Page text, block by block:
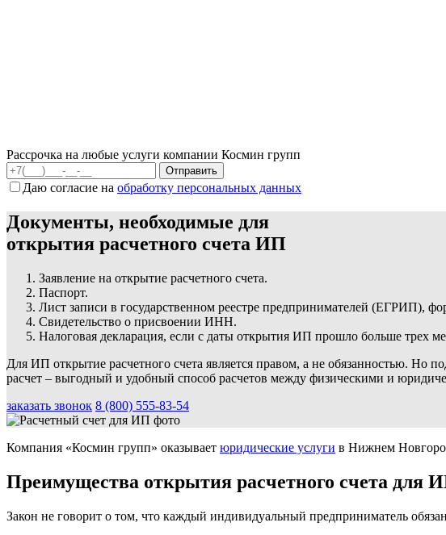
Рассрочка на любые услуги компании Космин групп
Даю согласие на обработку персональных данных
Документы, необходимые для
открытия расчетного счета ИП
Заявление на открытие расчетного счета.
Паспорт.
Лист записи в государственном реестре предпринимателей (ЕГРИП),
Свидетельство о присвоении ИНН.
Налоговая декларация, если с даты открытия ИП прошло больше трех
Для ИП открытие расчетного счета является правом, а не обязанностью. Но
расчет – выгодный и удобный способ расчетов между физическими и
заказать звонок 8 (800) 555-83-54
Компания «Космин групп» оказывает юридические услуги в Нижнем
Преимущества открытия расчетного счета для
Закон не говорит о том, что каждый индивидуальный предприниматель